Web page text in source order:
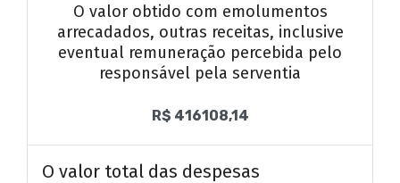
O valor obtido com emolumentos
arrecadados, outras receitas, inclusive
eventual remuneração percebida pelo
responsável pela serventia
R$ 416108,14
O valor total das despesas